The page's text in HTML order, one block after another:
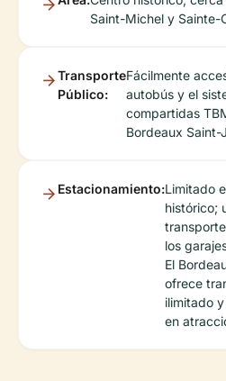
Saint-Michel y Sainte-
Transporte
Público:
Fácilmente
autobús y el
compartidas
Bordeaux Saint-
Estacionamiento:Limitado
histórico;
los
El
ofrece
ilimitado
en